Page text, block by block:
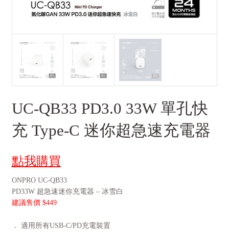
UC-QB33 PD3.0 33W 單孔快
充 Type-C 迷你超急速充電器
點我購買
ONPRO UC-QB33
PD33W 超急速迷你充電器 – 冰雪白
建議售價 $449
． 適用所有USB-C/PD充電裝置